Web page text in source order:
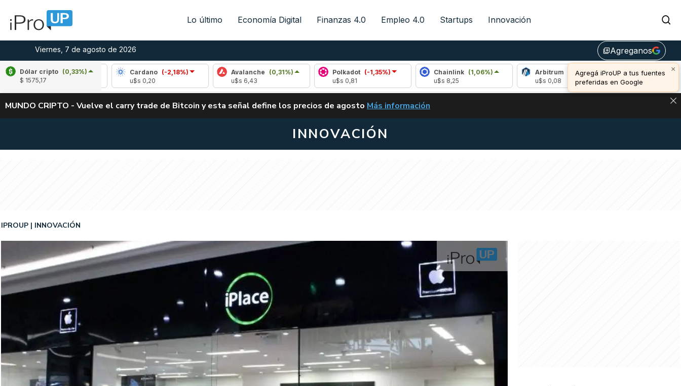
Lo último Economía Digital Finanzas 4.0 Empleo 4.0 Startups Innovación
Viernes, 7 de agosto de 2026 library_addAgreganos
×
Agregá iProUP a tus fuentes
preferidas en Google
Dólar cripto (0,33%)
$ 1575,17
(-1,98%)
1,03
Cardano
(-2,18%)
Avalanche (0,31%)
Polkadot
(-1,35%)
Chainlink
(1,06%)
Arbitrum
(-0,94%)
Bitcoin (0,24%)
u$s 64.903,00
ALERTA
MUNDO CRIPTO - Vuelve el carry trade de Bitcoin y esta señal define los precios de agosto VUELVE EL CARRY TRADE DE BITCOIN Y ESTA SEÑAL DEFINE LOS PRECIOS DE
Más información
INNOVACIÓN
IPROUP INNOVACIÓN